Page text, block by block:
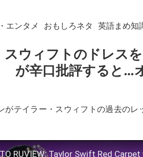
エンタメ おもしろネタ 英語まめ知
スウィフトのドレス
が辛口批評すると…
がテイラー・スウィフトの過去の
RUVIEW: Taylor Swift Red